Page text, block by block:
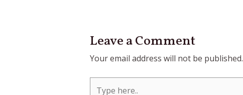
Leave a Comment
Your email address will not be published.